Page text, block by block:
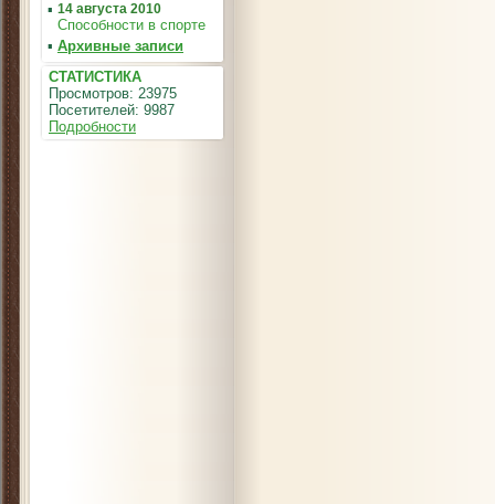
▪ 14 августа 2010
Способности в спорте
▪ Архивные записи
СТАТИСТИКА
Просмотров: 23975
Посетителей: 9987
Подробности